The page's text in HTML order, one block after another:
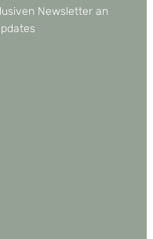
Newsletter an